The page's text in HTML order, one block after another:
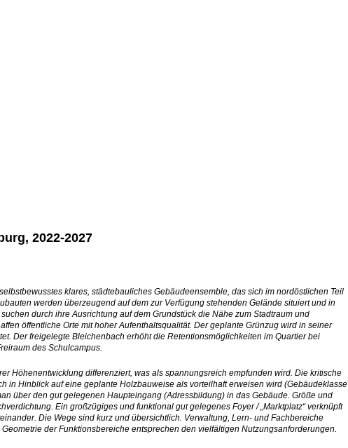
2022-2027
klares, städtebauliches Gebäudeensemble, das sich im nordöstlichen Teil
werden überzeugend auf dem zur Verfügung stehenden Gelände situiert und in
durch ihre Ausrichtung auf dem Grundstück die Nähe zum Stadtraum und
öffentliche Orte mit hoher Aufenthaltsqualität. Der geplante Grünzug wird in seiner
Der freigelegte Bleichenbach erhöht die Retentionsmöglichkeiten im Quartier bei
des Schulcampus.
Höhenentwicklung differenziert, was als spannungsreich empfunden wird. Die kritische
in Hinblick auf eine geplante Holzbauweise als vorteilhaft erweisen wird (Gebäudeklasse
über den gut gelegenen Haupteingang (Adressbildung) in das Gebäude. Größe und
Ein großzügiges und funktional gut gelegenes Foyer / „Marktplatz“ verknüpft
Die Wege sind kurz und übersichtlich. Verwaltung, Lern- und Fachbereiche
der Funktionsbereiche entsprechen den vielfältigen Nutzungsanforderungen.